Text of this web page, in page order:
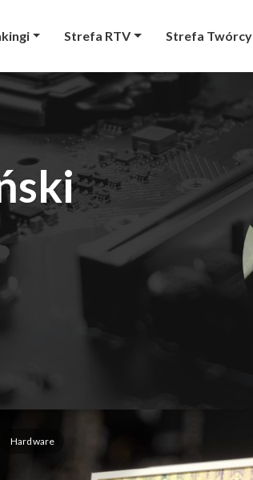
Strefa RTV Strefa Twórcy
Hardware